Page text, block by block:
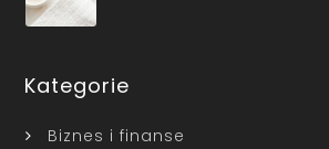
Kategorie
Biznes i finanse